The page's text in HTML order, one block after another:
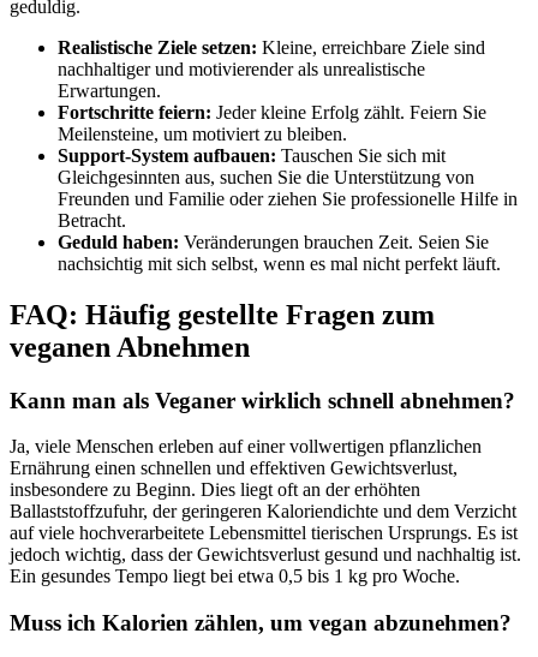
geduldig.
Realistische Ziele setzen: Kleine, erreichbare Ziele sind
nachhaltiger und motivierender als unrealistische
Erwartungen.
Fortschritte feiern: Jeder kleine Erfolg zählt. Feiern Sie
Meilensteine, um motiviert zu bleiben.
Support-System aufbauen: Tauschen Sie sich mit
Gleichgesinnten aus, suchen Sie die Unterstützung von
Freunden und Familie oder ziehen Sie professionelle Hilfe in
Betracht.
Geduld haben: Veränderungen brauchen Zeit. Seien Sie
nachsichtig mit sich selbst, wenn es mal nicht perfekt läuft.
FAQ: Häufig gestellte Fragen zum
veganen Abnehmen
Kann man als Veganer wirklich schnell abnehmen?
Ja, viele Menschen erleben auf einer vollwertigen pflanzlichen
Ernährung einen schnellen und effektiven Gewichtsverlust,
insbesondere zu Beginn. Dies liegt oft an der erhöhten
Ballaststoffzufuhr, der geringeren Kaloriendichte und dem Verzicht
auf viele hochverarbeitete Lebensmittel tierischen Ursprungs. Es ist
jedoch wichtig, dass der Gewichtsverlust gesund und nachhaltig ist.
Ein gesundes Tempo liegt bei etwa 0,5 bis 1 kg pro Woche.
Muss ich Kalorien zählen, um vegan abzunehmen?